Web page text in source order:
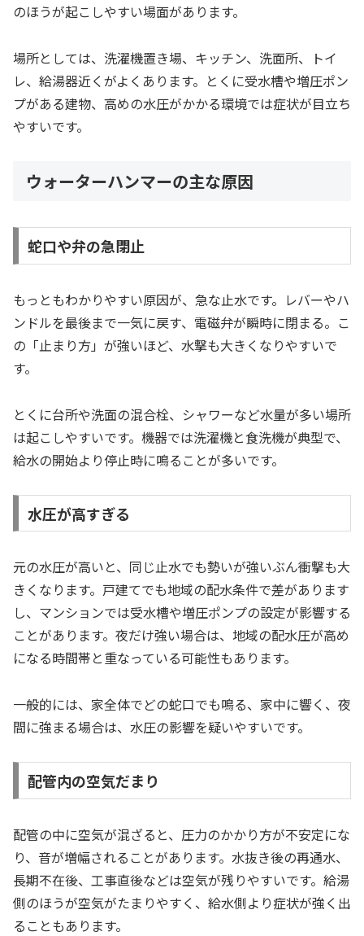
のほうが起こしやすい場面があります。
場所としては、洗濯機置き場、キッチン、洗面所、トイ
レ、給湯器近くがよくあります。とくに受水槽や増圧ポン
プがある建物、高めの水圧がかかる環境では症状が目立ち
やすいです。
ウォーターハンマーの主な原因
蛇口や弁の急閉止
もっともわかりやすい原因が、急な止水です。レバーやハ
ンドルを最後まで一気に戻す、電磁弁が瞬時に閉まる。こ
の「止まり方」が強いほど、水撃も大きくなりやすいで
す。
とくに台所や洗面の混合栓、シャワーなど水量が多い場所
は起こしやすいです。機器では洗濯機と食洗機が典型で、
給水の開始より停止時に鳴ることが多いです。
水圧が高すぎる
元の水圧が高いと、同じ止水でも勢いが強いぶん衝撃も大
きくなります。戸建てでも地域の配水条件で差があります
し、マンションでは受水槽や増圧ポンプの設定が影響する
ことがあります。夜だけ強い場合は、地域の配水圧が高め
になる時間帯と重なっている可能性もあります。
一般的には、家全体でどの蛇口でも鳴る、家中に響く、夜
間に強まる場合は、水圧の影響を疑いやすいです。
配管内の空気だまり
配管の中に空気が混ざると、圧力のかかり方が不安定にな
り、音が増幅されることがあります。水抜き後の再通水、
長期不在後、工事直後などは空気が残りやすいです。給湯
側のほうが空気がたまりやすく、給水側より症状が強く出
ることもあります。